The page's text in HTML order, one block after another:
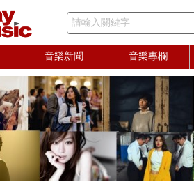
請輸入關鍵字
音樂新聞 音樂專欄